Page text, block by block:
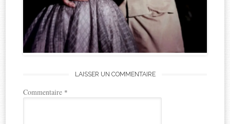
LAISSER UN COMMENTAIRE
Commentaire *